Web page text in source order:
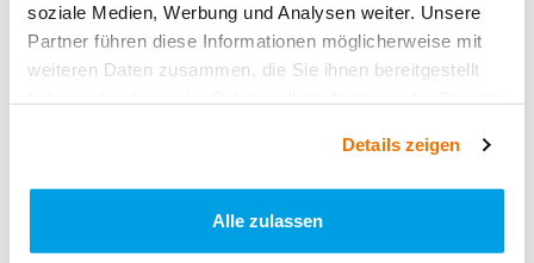
soziale Medien, Werbung und Analysen weiter. Unsere
Partner führen diese Informationen möglicherweise mit
weiteren Daten zusammen, die Sie ihnen bereitgestellt
Details zeigen
Alle zulassen